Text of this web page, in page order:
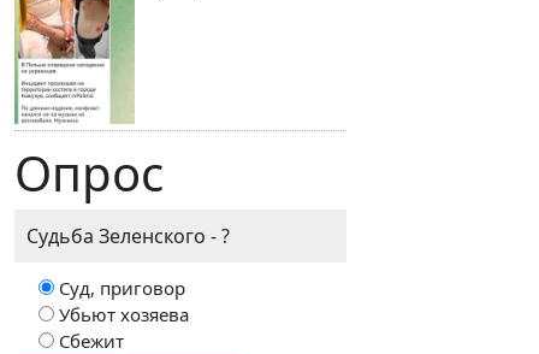
Опрос
Судьба Зеленского - ?
Суд, приговор
Убьют хозяева
Сбежит